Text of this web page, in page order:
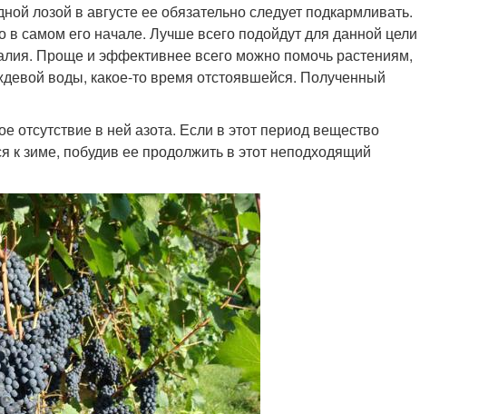
лозой в августе ее обязательно следует подкармливать.
самом его начале. Лучше всего подойдут для данной цели
Проще и эффективнее всего можно помочь растениям,
воды, какое-то время отстоявшейся. Полученный
отсутствие в ней азота. Если в этот период вещество
к зиме, побудив ее продолжить в этот неподходящий